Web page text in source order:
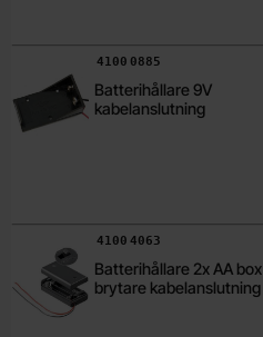
Batterihållare 9V
kabelanslutning
Art. nr
4100 0885
Batterihållare 2x AA box
brytare kabelanslutning
Art. nr
4100 4063